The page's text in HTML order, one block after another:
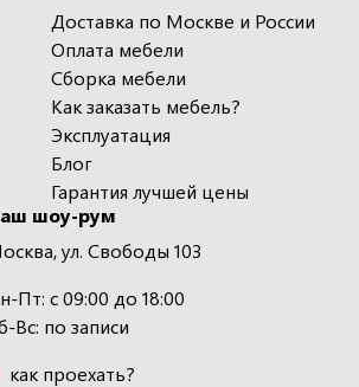
Доставка по Москве и России
Оплата мебели
Сборка мебели
Как заказать мебель?
Эксплуатация
Блог
Гарантия лучшей цены
шоу-рум
ул. Свободы 103
Пт: с 09:00 до 18:00
Вс: по записи
как проехать?